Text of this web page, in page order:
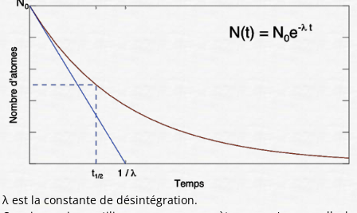
λ est la constante de désintégration.